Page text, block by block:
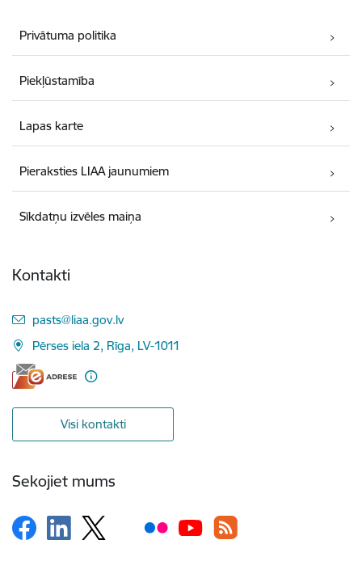
Privātuma politika
Piekļūstamība
Lapas karte
Pieraksties LIAA jaunumiem
Sīkdatņu izvēles maiņa
Kontakti
E-pasts:
pasts@liaa.gov.lv
Pērses iela 2, Rīga, LV-1011
Visi kontakti
Sekojiet mums